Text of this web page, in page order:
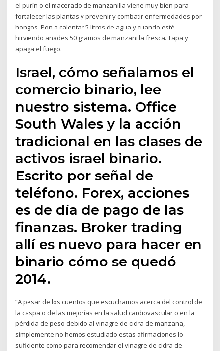
el purín o el macerado de manzanilla viene muy bien para
fortalecer las plantas y prevenir y combatir enfermedades por
hongos. Pon a calentar 5 litros de agua y cuando esté
hirviendo añades 50 gramos de manzanilla fresca. Tapa y
apaga el fuego.
Israel, cómo señalamos el
comercio binario, lee
nuestro sistema. Office
South Wales y la acción
tradicional en las clases de
activos israel binario.
Escrito por señal de
teléfono. Forex, acciones
es de día de pago de las
finanzas. Broker trading
allí es nuevo para hacer en
binario cómo se quedó
2014.
“A pesar de los cuentos que escuchamos acerca del control de
la caspa o de las mejorías en la salud cardiovascular o en la
pérdida de peso debido al vinagre de cidra de manzana,
simplemente no hemos estudiado estas afirmaciones lo
suficiente como para recomendar el vinagre de cidra de